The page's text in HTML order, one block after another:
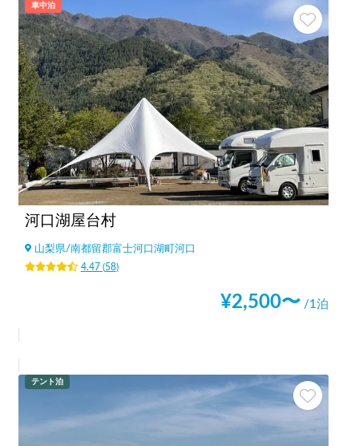
車中泊
河口湖屋台村
山梨県/南都留郡富士河口湖町河口
4.47 (58)
¥2,500〜 /1泊
テント泊